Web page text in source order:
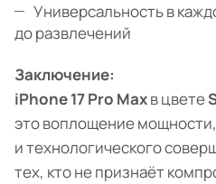
Универсальность в
до развлечений
Заключение:
iPhone 17 Pro Maxв цвете
это воплощение
и технологического
тех, кто не признаёт